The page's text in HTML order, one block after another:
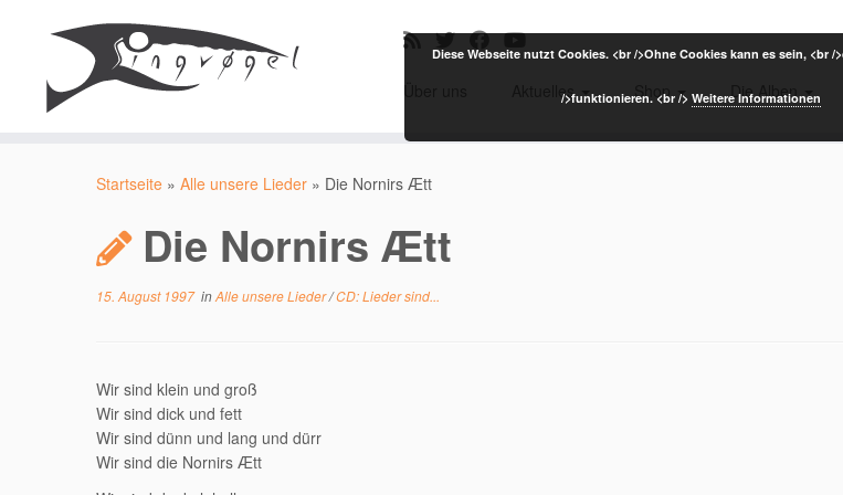
Aktuelles Shop Die Alben
Startseite » Alle unsere Lieder » Die Nornirs Ætt
Die Nornirs Ætt
15. August 1997inAlle unsere Lieder/CD: Lieder sind...
Wir sind klein und groß
Wir sind dick und fett
Wir sind dünn und lang und dürr
Wir sind die Nornirs Ætt
Diese Webseite nutzt Cookies. <br />Ohne Cookies kann es sein, <br
/>funktionieren. <br /> Weitere Informationen